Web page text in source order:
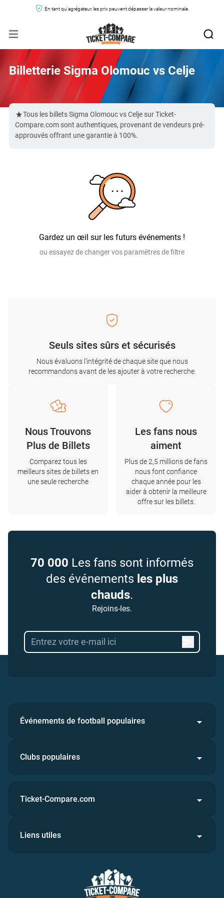
En tant qu'agrégateur, les prix peuvent dépasser la valeur nominale.
Billetterie Sigma Olomouc vs Celje
Tous les billets Sigma Olomouc vs Celje sur Ticket-
Compare.com sont authentiques, provenant de vendeurs pré-
approuvés offrant une garantie à 100%.
Gardez un œil sur les futurs événements !
ou essayez de changer vos paramètres de filtre
Seuls sites sûrs et sécurisés
Nous évaluons l'intégrité de chaque site que nous
recommandons avant de les ajouter à votre recherche.
Nous Trouvons
Plus de Billets
Comparez tous les
meilleurs sites de billets en
une seule recherche
Les fans nous
aiment
Plus de 2,5 millions de fans
nous font confiance
chaque année pour les
aider à obtenir la meilleure
offre sur les billets.
70 000 Les fans sont informés
des événements les plus
chauds.
Rejoins-les.
Événements de football populaires
Clubs populaires
Ticket-Compare.com
Liens utiles